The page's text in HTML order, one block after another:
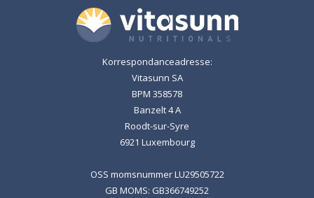
Korrespondanceadresse:
Vitasunn SA
BPM 358578
Banzelt 4 A
Roodt-sur-Syre
6921 Luxembourg
OSS momsnummer LU29505722
GB MOMS: GB366749252